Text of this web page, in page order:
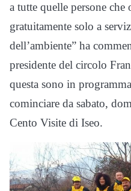
a tutte quelle persone
gratuitamente solo a
dell’ambiente” ha
presidente del circolo
questa sono in
cominciare da sabato,
Cento Visite di Iseo.